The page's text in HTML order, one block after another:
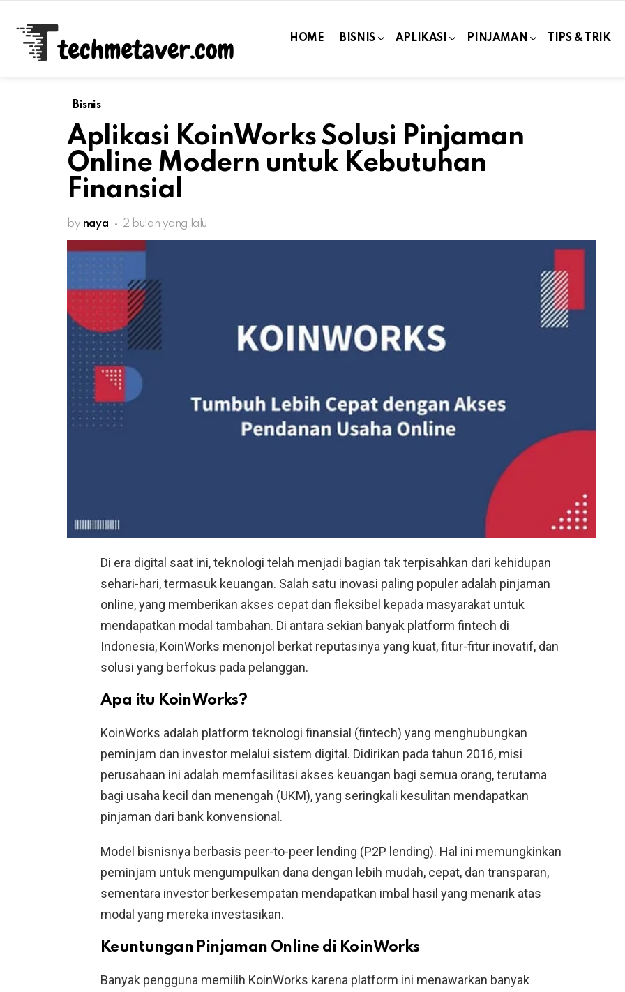
HOME BISNIS APLIKASI PINJAMAN TIPS & TRIK
Bisnis
Aplikasi KoinWorks Solusi Pinjaman
Online Modern untuk Kebutuhan
Finansial
by naya 2 bulan yang lalu
Di era digital saat ini, teknologi telah menjadi bagian tak terpisahkan dari kehidupan
sehari-hari, termasuk keuangan. Salah satu inovasi paling populer adalah pinjaman
online, yang memberikan akses cepat dan fleksibel kepada masyarakat untuk
mendapatkan modal tambahan. Di antara sekian banyak platform fintech di
Indonesia, KoinWorks menonjol berkat reputasinya yang kuat, fitur-fitur inovatif, dan
solusi yang berfokus pada pelanggan.
Apa itu KoinWorks?
KoinWorks adalah platform teknologi finansial (fintech) yang menghubungkan
peminjam dan investor melalui sistem digital. Didirikan pada tahun 2016, misi
perusahaan ini adalah memfasilitasi akses keuangan bagi semua orang, terutama
bagi usaha kecil dan menengah (UKM), yang seringkali kesulitan mendapatkan
pinjaman dari bank konvensional.
Model bisnisnya berbasis peer-to-peer lending (P2P lending). Hal ini memungkinkan
peminjam untuk mengumpulkan dana dengan lebih mudah, cepat, dan transparan,
sementara investor berkesempatan mendapatkan imbal hasil yang menarik atas
modal yang mereka investasikan.
Keuntungan Pinjaman Online di KoinWorks
Banyak pengguna memilih KoinWorks karena platform ini menawarkan banyak